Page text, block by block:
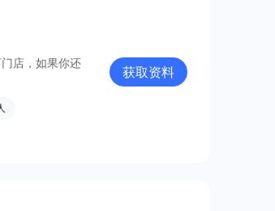
店，如果你还
获取资料